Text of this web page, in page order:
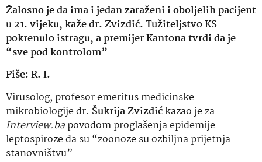
Žalosno je da ima i jedan zaraženi i oboljelih pacijent
u 21. vijeku, kaže dr. Zvizdić. Tužiteljstvo KS
pokrenulo istragu, a premijer Kantona tvrdi da je
“sve pod kontrolom”
Piše: R. I.
Virusolog, profesor emeritus medicinske
mikrobiologije dr. Šukrija Zvizdićkazao je za
Interview.bapovodom proglašenja epidemije
leptospiroze da su “zoonoze su ozbiljna prijetnja
stanovništvu”